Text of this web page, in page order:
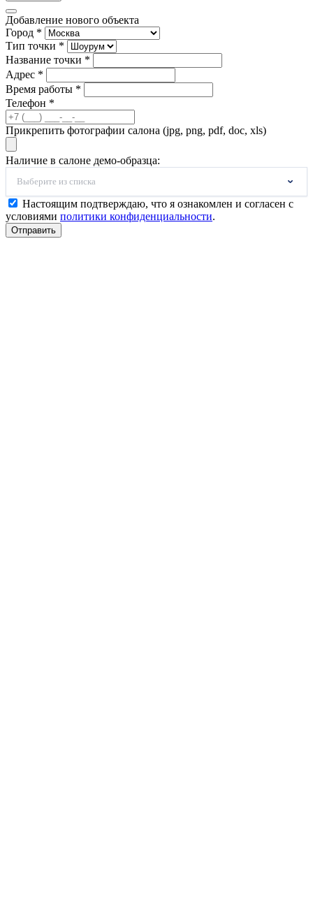
Добавление нового объекта
Город *
Тип точки *
Название точки *
Адрес *
Время работы *
Телефон *
Прикрепить фотографии салона (jpg, png, pdf, doc, xls)
Наличие в салоне демо-образца:
Выберите из списка
Настоящим подтверждаю, что я ознакомлен и согласен с
условиями политики конфиденциальности.
Отправить